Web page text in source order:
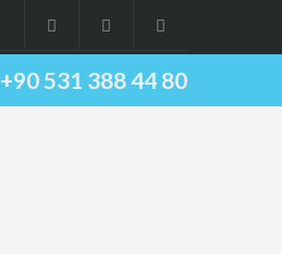
+90 531 388 44 80